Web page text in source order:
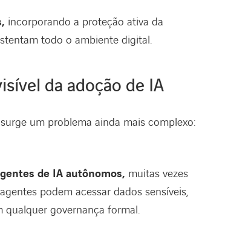
incorporando a proteção ativa da
todo o ambiente digital.
da adoção de IA
um problema ainda mais complexo:
de IA autônomos, muitas vezes
podem acessar dados sensíveis,
governança formal.